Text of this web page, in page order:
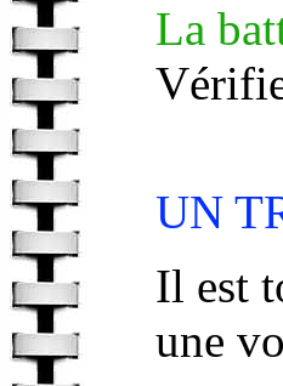
La
UN
Il est
une